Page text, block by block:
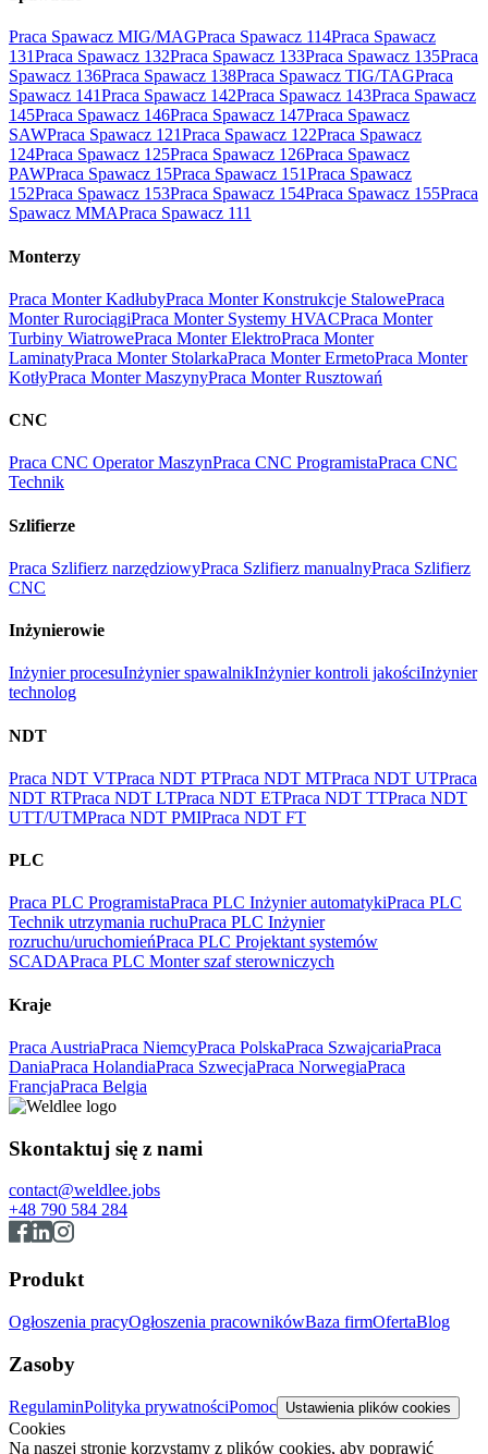
Praca Spawacz MIG/MAGPraca Spawacz 114Praca Spawacz
131Praca Spawacz 132Praca Spawacz 133Praca Spawacz 135Praca
Spawacz 136Praca Spawacz 138Praca Spawacz TIG/TAGPraca
Spawacz 141Praca Spawacz 142Praca Spawacz 143Praca Spawacz
145Praca Spawacz 146Praca Spawacz 147Praca Spawacz
SAWPraca Spawacz 121Praca Spawacz 122Praca Spawacz
124Praca Spawacz 125Praca Spawacz 126Praca Spawacz
PAWPraca Spawacz 15Praca Spawacz 151Praca Spawacz
152Praca Spawacz 153Praca Spawacz 154Praca Spawacz 155Praca
Spawacz MMAPraca Spawacz 111
Monterzy
Praca Monter KadłubyPraca Monter Konstrukcje StalowePraca
Monter RurociągiPraca Monter Systemy HVACPraca Monter
Turbiny WiatrowePraca Monter ElektroPraca Monter
LaminatyPraca Monter StolarkaPraca Monter ErmetoPraca Monter
KotłyPraca Monter MaszynyPraca Monter Rusztowań
CNC
Praca CNC Operator MaszynPraca CNC ProgramistaPraca CNC
Technik
Szlifierze
Praca Szlifierz narzędziowyPraca Szlifierz manualnyPraca Szlifierz
CNC
Inżynierowie
Inżynier procesuInżynier spawalnikInżynier kontroli jakościInżynier
technolog
NDT
Praca NDT VTPraca NDT PTPraca NDT MTPraca NDT UTPraca
NDT RTPraca NDT LTPraca NDT ETPraca NDT TTPraca NDT
UTT/UTMPraca NDT PMIPraca NDT FT
PLC
Praca PLC ProgramistaPraca PLC Inżynier automatykiPraca PLC
Technik utrzymania ruchuPraca PLC Inżynier
rozruchu/uruchomieńPraca PLC Projektant systemów
SCADAPraca PLC Monter szaf sterowniczych
Kraje
Praca AustriaPraca NiemcyPraca PolskaPraca SzwajcariaPraca
DaniaPraca HolandiaPraca SzwecjaPraca NorwegiaPraca
FrancjaPraca Belgia
Skontaktuj się z nami
contact@weldlee.jobs
+48 790 584 284
Produkt
Ogłoszenia pracyOgłoszenia pracownikówBaza firmOfertaBlog
Zasoby
RegulaminPolityka prywatnościPomoc Ustawienia plików cookies
Cookies
Na naszej stronie korzystamy z plików cookies, aby poprawić